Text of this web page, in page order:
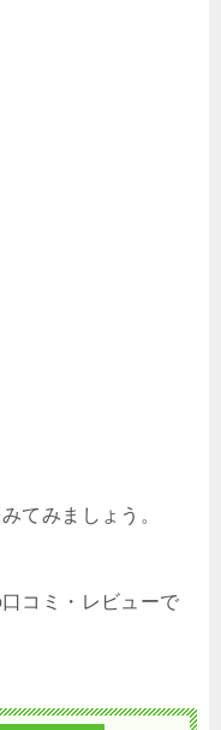
てみましょう。
コミ・レビューで